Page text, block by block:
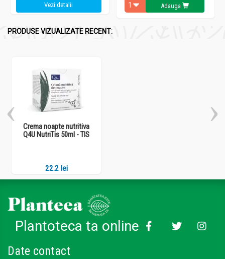
Vezi detalii Adauga
PRODUSE VIZUALIZATE RECENT:
Crema noapte nutritiva
Q4U NutriTis 50ml - TIS
22.2 lei
Plantoteca ta online
Date contact